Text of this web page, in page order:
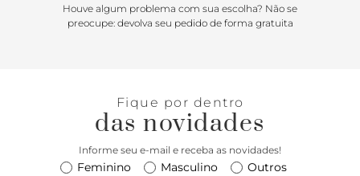
Houve algum problema com sua escolha? Não se
preocupe: devolva seu pedido de forma gratuita
Fique por dentro
das novidades
Informe seu e-mail e receba as novidades!
Feminino Masculino Outros